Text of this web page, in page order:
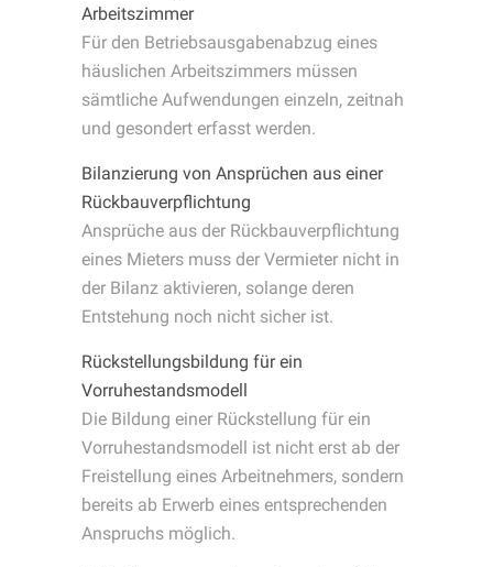
Arbeitszimmer
Für den Betriebsausgabenabzug eines
häuslichen Arbeitszimmers müssen
sämtliche Aufwendungen einzeln, zeitnah
und gesondert erfasst werden.
Bilanzierung von Ansprüchen aus einer
Rückbauverpflichtung
Ansprüche aus der Rückbauverpflichtung
eines Mieters muss der Vermieter nicht in
der Bilanz aktivieren, solange deren
Entstehung noch nicht sicher ist.
Rückstellungsbildung für ein
Vorruhestandsmodell
Die Bildung einer Rückstellung für ein
Vorruhestandsmodell ist nicht erst ab der
Freistellung eines Arbeitnehmers, sondern
bereits ab Erwerb eines entsprechenden
Anspruchs möglich.